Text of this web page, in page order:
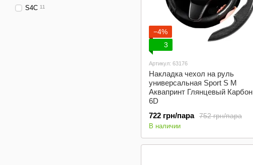
−4%
3
Артикул: 63176
Накладка чехол на руль
универсальная Sport S M
Аквапринт Глянцевый Карбон
6D
752 грн/пара
722 грн/пара
В наличии
S4C 11